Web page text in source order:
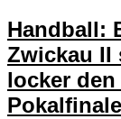
Handball:
Zwickau II
locker
Pokalfinale